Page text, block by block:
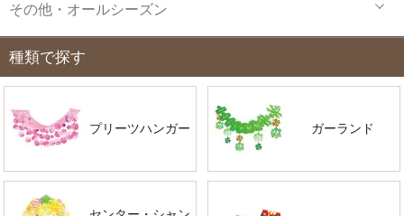
その他・オールシーズン
種類で探す
プリーツハンガー ガーランド